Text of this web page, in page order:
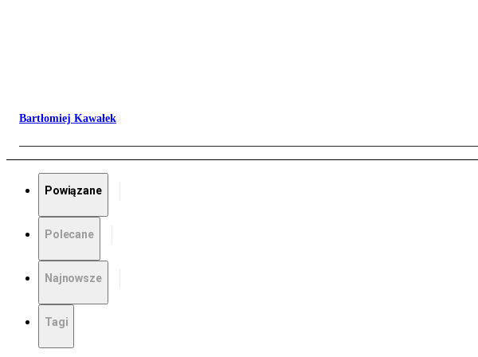
Bartłomiej Kawałek
Powiązane
Polecane
Najnowsze
Tagi